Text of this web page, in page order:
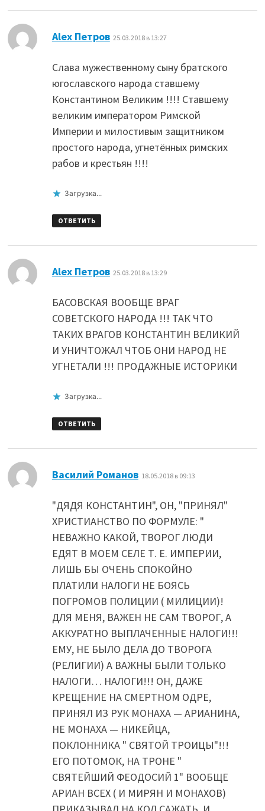
Alex Петров: 25.03.2018 в 13:27
Слава мужественному сыну братского
югославского народа ставшему
Константином Великим !!!! Ставшему
великим императором Римской
Империи и милостивым защитником
простого народа, угнетённых римских
рабов и крестьян !!!!
Загрузка...
ОТВЕТИТЬ
Alex Петров: 25.03.2018 в 13:29
БАСОВСКАЯ ВООБЩЕ ВРАГ
СОВЕТСКОГО НАРОДА !!! ТАК ЧТО
ТАКИХ ВРАГОВ КОНСТАНТИН ВЕЛИКИЙ
И УНИЧТОЖАЛ ЧТОБ ОНИ НАРОД НЕ
УГНЕТАЛИ !!! ПРОДАЖНЫЕ ИСТОРИКИ
Загрузка...
ОТВЕТИТЬ
Василий Романов: 18.05.2018 в 09:13
"ДЯДЯ КОНСТАНТИН", ОН, "ПРИНЯЛ"
ХРИСТИАНСТВО ПО ФОРМУЛЕ: "
НЕВАЖНО КАКОЙ, ТВОРОГ ЛЮДИ
ЕДЯТ В МОЕМ СЕЛЕ Т. Е. ИМПЕРИИ,
ЛИШЬ БЫ ОЧЕНЬ СПОКОЙНО
ПЛАТИЛИ НАЛОГИ НЕ БОЯСЬ
ПОГРОМОВ ПОЛИЦИИ ( МИЛИЦИИ)!
ДЛЯ МЕНЯ, ВАЖЕН НЕ САМ ТВОРОГ, А
АККУРАТНО ВЫПЛАЧЕННЫЕ НАЛОГИ!!!
ЕМУ, НЕ БЫЛО ДЕЛА ДО ТВОРОГА
(РЕЛИГИИ) А ВАЖНЫ БЫЛИ ТОЛЬКО
НАЛОГИ… НАЛОГИ!!! ОН, ДАЖЕ
КРЕЩЕНИЕ НА СМЕРТНОМ ОДРЕ,
ПРИНЯЛ ИЗ РУК МОНАХА — АРИАНИНА,
НЕ МОНАХА — НИКЕЙЦА,
ПОКЛОННИКА " СВЯТОЙ ТРОИЦЫ"!!!
ЕГО ПОТОМОК, НА ТРОНЕ "
СВЯТЕЙШИЙ ФЕОДОСИЙ 1" ВООБЩЕ
АРИАН ВСЕХ ( И МИРЯН И МОНАХОВ)